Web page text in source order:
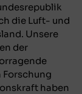
die Luft- und
Unsere
der
Forschung
haben